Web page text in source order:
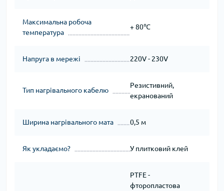
Максимальна робоча
температура
+ 80℃
Напруга в мережі 220V - 230V
Тип нагрівального кабелю
Резистивний,
екранований
Ширина нагрівального мата 0,5 м
Як укладаємо? У плитковий клей
PTFE -
фторопластова